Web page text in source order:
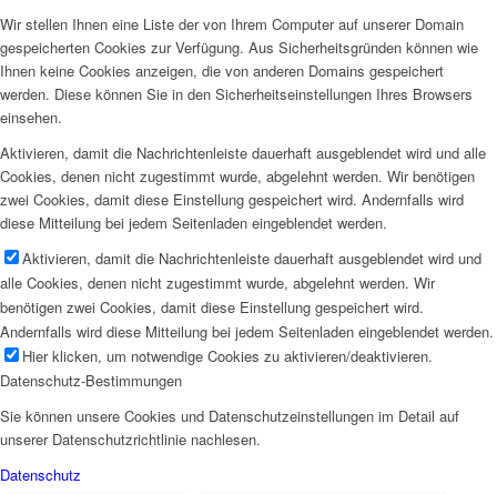
Wir stellen Ihnen eine Liste der von Ihrem Computer auf unserer Domain
gespeicherten Cookies zur Verfügung. Aus Sicherheitsgründen können wie
Ihnen keine Cookies anzeigen, die von anderen Domains gespeichert
werden. Diese können Sie in den Sicherheitseinstellungen Ihres Browsers
einsehen.
Aktivieren, damit die Nachrichtenleiste dauerhaft ausgeblendet wird und alle
Cookies, denen nicht zugestimmt wurde, abgelehnt werden. Wir benötigen
zwei Cookies, damit diese Einstellung gespeichert wird. Andernfalls wird
diese Mitteilung bei jedem Seitenladen eingeblendet werden.
Aktivieren, damit die Nachrichtenleiste dauerhaft ausgeblendet wird und
alle Cookies, denen nicht zugestimmt wurde, abgelehnt werden. Wir
benötigen zwei Cookies, damit diese Einstellung gespeichert wird.
Andernfalls wird diese Mitteilung bei jedem Seitenladen eingeblendet werden.
Hier klicken, um notwendige Cookies zu aktivieren/deaktivieren.
Datenschutz-Bestimmungen
Sie können unsere Cookies und Datenschutzeinstellungen im Detail auf
unserer Datenschutzrichtlinie nachlesen.
Datenschutz